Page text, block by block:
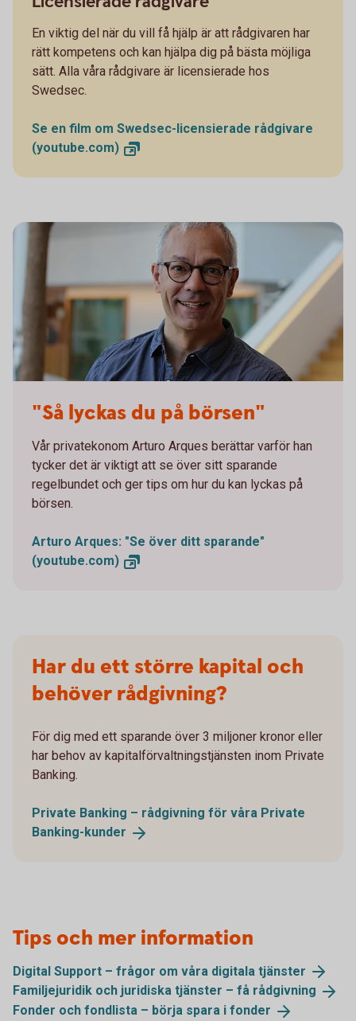
En viktig del när du vill få hjälp är att rådgivaren har
rätt kompetens och kan hjälpa dig på bästa möjliga
sätt. Alla våra rådgivare är licensierade hos
Swedsec.
Se en film om Swedsec-licensierade rådgivare
(youtube.com)
"Så lyckas du på börsen"
Vår privatekonom Arturo Arques berättar varför han
tycker det är viktigt att se över sitt sparande
regelbundet och ger tips om hur du kan lyckas på
börsen.
Arturo Arques: "Se över ditt sparande"
(youtube.com)
Har du ett större kapital och
behöver rådgivning?
För dig med ett sparande över 3 miljoner kronor eller
har behov av kapitalförvaltningstjänsten inom Private
Banking.
Private Banking – rådgivning för våra Private
Banking-kunder
Tips och mer information
Digital Support – frågor om våra digitala tjänster
Familjejuridik och juridiska tjänster – få rådgivning
Fonder och fondlista – börja spara i fonder